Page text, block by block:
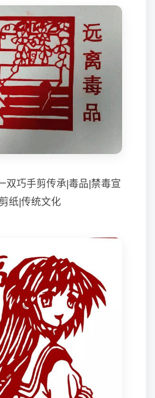
双巧手剪传承|毒品|禁毒宣
纸|传统文化